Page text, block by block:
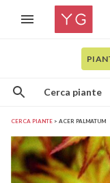
Cerca piante
CERCA PIANTE ACER PALMATUM